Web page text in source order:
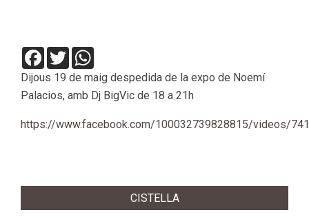
Facebook
Twitter
Dijous 19 de maig despedida de la expo de Noemí
Palacios, amb Dj BigVic de 18 a 21h
https://www.facebook.com/100032739828815/videos/
05-
CISTELLA